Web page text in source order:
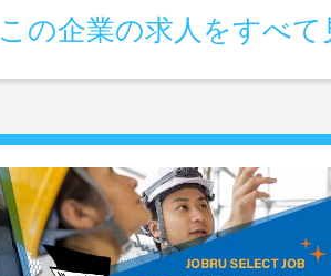
この企業の求人をすべて